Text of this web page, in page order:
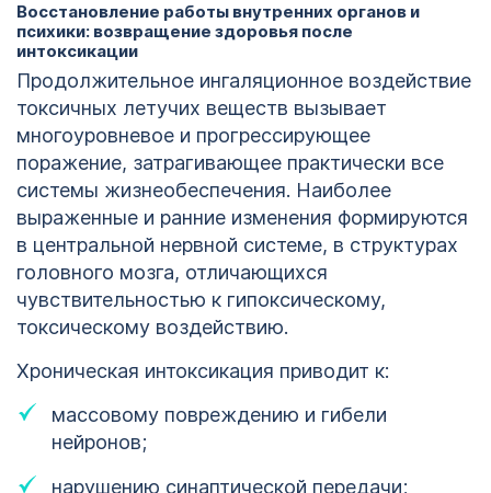
Восстановление работы внутренних органов и
психики: возвращение здоровья после
интоксикации
Продолжительное ингаляционное воздействие
токсичных летучих веществ вызывает
многоуровневое и прогрессирующее
поражение, затрагивающее практически все
системы жизнеобеспечения. Наиболее
выраженные и ранние изменения формируются
в центральной нервной системе, в структурах
головного мозга, отличающихся
чувствительностью к гипоксическому,
токсическому воздействию.
Хроническая интоксикация приводит к:
массовому повреждению и гибели
нейронов;
нарушению синаптической передачи;